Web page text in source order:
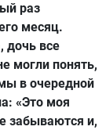
раз
месяц.
дочь все
могли понять,
в очередной
«Это моя
забываются и,